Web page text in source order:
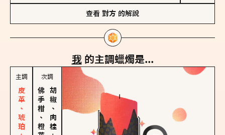
查看 對方 的解說
我 的主調蠟燭是...
主調 次調
佛手柑、橙花胡椒、肉桂